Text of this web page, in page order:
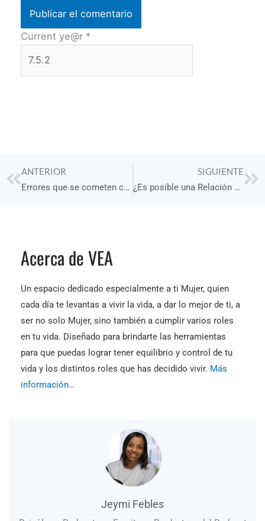
Current ye@r *
Prev
ANTERIOR
Errores que se cometen cuando se quiere recuperar la confianza
SIGUIENTE
¿Es posible una Relación a Distancia?
Acerca de VEA
Un espacio dedicado especialmente a ti Mujer, quien
cada día te levantas a vivir la vida, a dar lo mejor de ti, a
ser no solo Mujer, sino también a cumplir varios roles
en tu vida. Diseñado para brindarte las herramientas
para que puedas lograr tener equilibrio y control de tu
vida y los distintos roles que has decidido vivir. Más
información…
Jeymi Febles